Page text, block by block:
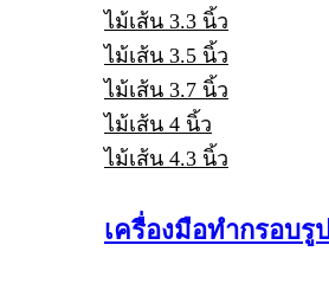
ไม้เส้น 3.3 นิ้ว
ไม้เส้น 3.5 นิ้ว
ไม้เส้น 3.7 นิ้ว
ไม้เส้น 4 นิ้ว
ไม้เส้น 4.3 นิ้ว
เครื่องมือทำกรอบรูป